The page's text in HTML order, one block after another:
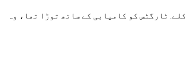
راشد نسیم نے 2015ء میں ایک منٹ میں نن چکو کی مدد سے 158 کلے. ٹارگٹس کو کامیابی کے ساتھ توڑا تھا، وہ